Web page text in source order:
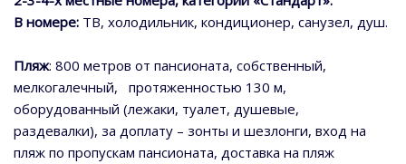
В номере: ТВ, холодильник, кондиционер, санузел, душ.
Пляж: 800 метров от пансионата, собственный,
мелкогалечный, протяженностью 130 м,
оборудованный (лежаки, туалет, душевые,
раздевалки), за доплату – зонты и шезлонги, вход на
пляж по пропускам пансионата, доставка на пляж